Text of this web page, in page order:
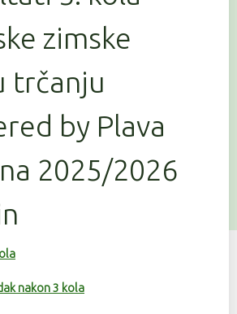
zimske
trčanju
by Plava
2025/2026
nakon 3 kola